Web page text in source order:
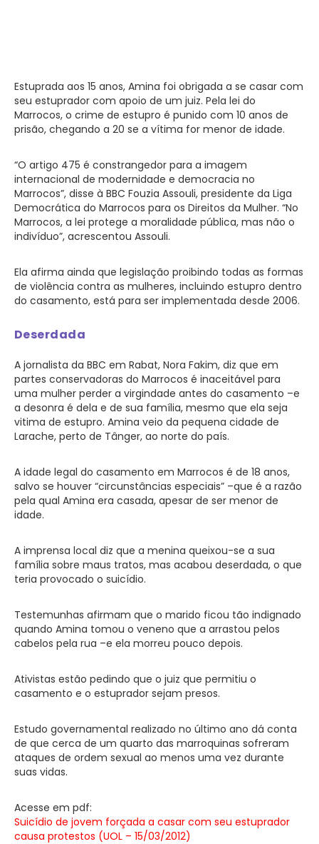
Estuprada aos 15 anos, Amina foi obrigada a se casar com
seu estuprador com apoio de um juiz. Pela lei do
Marrocos, o crime de estupro é punido com 10 anos de
prisão, chegando a 20 se a vítima for menor de idade.
“O artigo 475 é constrangedor para a imagem
internacional de modernidade e democracia no
Marrocos”, disse à BBC Fouzia Assouli, presidente da Liga
Democrática do Marrocos para os Direitos da Mulher. “No
Marrocos, a lei protege a moralidade pública, mas não o
indivíduo”, acrescentou Assouli.
Ela afirma ainda que legislação proibindo todas as formas
de violência contra as mulheres, incluindo estupro dentro
do casamento, está para ser implementada desde 2006.
Deserdada
A jornalista da BBC em Rabat, Nora Fakim, diz que em
partes conservadoras do Marrocos é inaceitável para
uma mulher perder a virgindade antes do casamento –e
a desonra é dela e de sua família, mesmo que ela seja
vitima de estupro. Amina veio da pequena cidade de
Larache, perto de Tânger, ao norte do país.
A idade legal do casamento em Marrocos é de 18 anos,
salvo se houver “circunstâncias especiais” –que é a razão
pela qual Amina era casada, apesar de ser menor de
idade.
A imprensa local diz que a menina queixou-se a sua
família sobre maus tratos, mas acabou deserdada, o que
teria provocado o suicídio.
Testemunhas afirmam que o marido ficou tão indignado
quando Amina tomou o veneno que a arrastou pelos
cabelos pela rua –e ela morreu pouco depois.
Ativistas estão pedindo que o juiz que permitiu o
casamento e o estuprador sejam presos.
Estudo governamental realizado no último ano dá conta
de que cerca de um quarto das marroquinas sofreram
ataques de ordem sexual ao menos uma vez durante
suas vidas.
Acesse em pdf:
Suicídio de jovem forçada a casar com seu estuprador
causa protestos (UOL – 15/03/2012)